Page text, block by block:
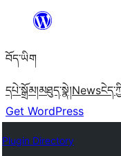
content
བོད་ཡིག
དཔེ་སྒྲོམ།མཐུད་སྣེ།News
Get WordPress
Plugin Directory